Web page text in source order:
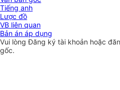
Tiếng anh
Lược đồ
VB liên quan
Bản án áp dụng
Vui lòngĐăng ký tài khoản hoặc
gốc.